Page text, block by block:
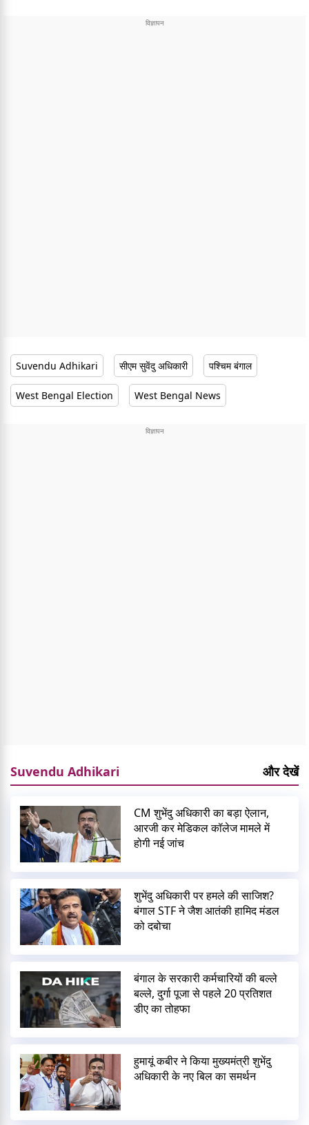
Suvendu Adhikari सीएम सुवेंदु अधिकारी पश्चिम बंगाल
West Bengal Election West Bengal News
Suvendu Adhikari और देखें
CM शुभेंदु अधिकारी का बड़ा ऐलान,
आरजी कर मेडिकल कॉलेज मामले में
होगी नई जांच
शुभेंदु अधिकारी पर हमले की साजिश?
बंगाल STF ने जैश आतंकी हामिद मंडल
को दबोचा
बंगाल के सरकारी कर्मचारियों की बल्ले
बल्ले, दुर्गा पूजा से पहले 20 प्रतिशत
डीए का तोहफा
हुमायूं कबीर ने किया मुख्यमंत्री शुभेंदु
अधिकारी के नए बिल का समर्थन